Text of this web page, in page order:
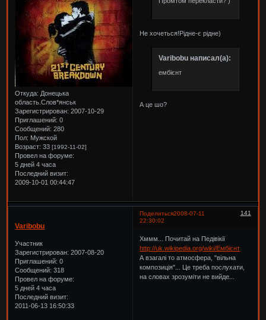
Откуда: Донецька
область.Слов*янськ
Зарегистрирован: 2007-10-29
Приглашений: 0
Сообщений: 280
Пол: Мужской
Возраст: 33[1992-11-02]
Провел на форуме:
5 дней 4 часа
Последний визит:
2009-10-01 00:44:47
Не хочеться!Рідне-є рідне)
Varibobu написал(а):
ембієнт
А це шо?
Поделиться 141
2008-07-11
22:30:02
Varibobu
Участник
Зарегистрирован: 2007-08-20
Приглашений: 0
Сообщений: 318
Провел на форуме:
5 дней 4 часа
Последний визит:
2011-06-13 16:50:33
Хммм... Почитай на Педівікії
http://uk.wikipedia.org/wiki/Ембієнт
А взагалі то атмосфера, "вільна
композиція"... Це треба послухати,
на словах зрозуміти не вийде...